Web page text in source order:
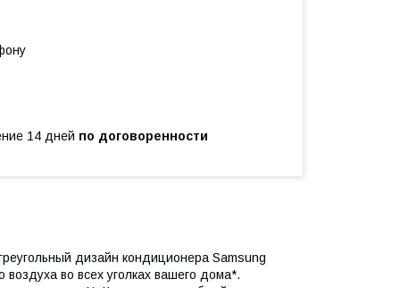
14 дней по договоренности
дизайн кондиционера Samsung
во всех уголках вашего дома*.